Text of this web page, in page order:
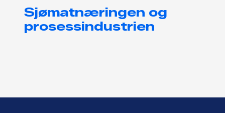
Sjømatnæringen og
prosessindustrien